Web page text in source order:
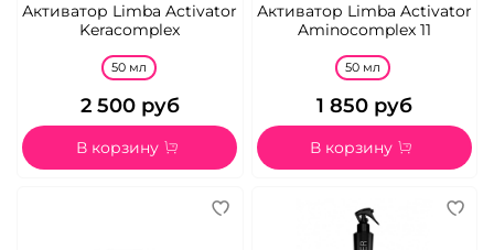
Активатор Limba Activator
Keracomplex
50 мл
2 500 руб
В корзину
Активатор Limba Activator
Aminocomplex 11
50 мл
1 850 руб
В корзину